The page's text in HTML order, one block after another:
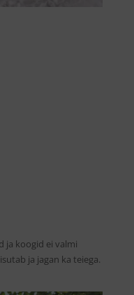
ja koogid ei valmi
ja jagan ka teiega.